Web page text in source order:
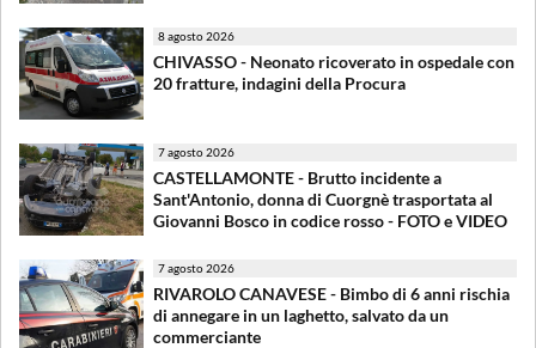
8 agosto 2026
CHIVASSO - Neonato ricoverato in ospedale con
20 fratture, indagini della Procura
7 agosto 2026
CASTELLAMONTE - Brutto incidente a
Sant'Antonio, donna di Cuorgnè trasportata al
Giovanni Bosco in codice rosso - FOTO e VIDEO
7 agosto 2026
RIVAROLO CANAVESE - Bimbo di 6 anni rischia
di annegare in un laghetto, salvato da un
commerciante